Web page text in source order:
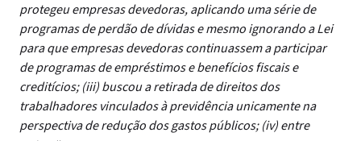
protegeu empresas devedoras, aplicando uma série de
programas de perdão de dívidas e mesmo ignorando a Lei
para que empresas devedoras continuassem a participar
de programas de empréstimos e benefícios fiscais e
creditícios; (iii) buscou a retirada de direitos dos
trabalhadores vinculados à previdência unicamente na
perspectiva de redução dos gastos públicos; (iv) entre